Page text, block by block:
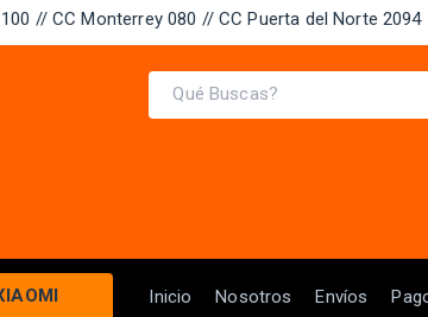
// CC Monterrey 080 // CC Puerta del Norte 2094
Inicio Nosotros Envíos